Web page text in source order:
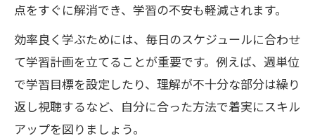
点をすぐに解消でき、学習の不安も軽減されます。
効率良く学ぶためには、毎日のスケジュールに合わせ
て学習計画を立てることが重要です。例えば、週単位
で学習目標を設定したり、理解が不十分な部分は繰り
返し視聴するなど、自分に合った方法で着実にスキル
アップを図りましょう。